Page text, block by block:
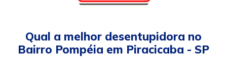
Qual a melhor desentupidora no
Bairro Pompéia em Piracicaba - SP